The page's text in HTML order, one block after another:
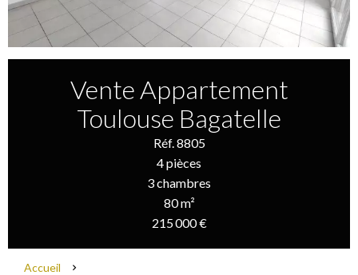
Vente Appartement
Toulouse Bagatelle
Réf. 8805
4 pièces
3 chambres
80 m²
215 000 €
Accueil